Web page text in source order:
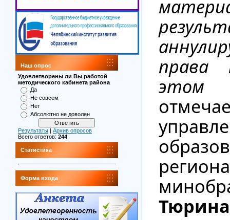
Наш опрос
Удовлетворены ли Вы работой
методического кабинета района
Да
Не совсем
Нет
Абсолютно не доволен
Результаты
Архив опросов
Всего ответов: 244
Статистика
Форма входа
права
этом